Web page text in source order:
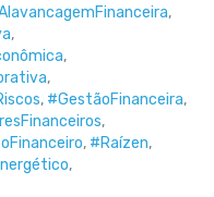
,
,
,
,
, #GestãoFinanceira,
,
, #Raízen,
,